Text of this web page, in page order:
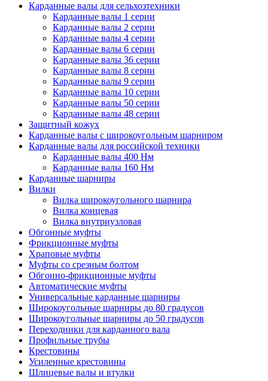
Карданные валы для сельхозтехники
Карданные валы 1 серии
Карданные валы 2 серии
Карданные валы 4 серии
Карданные валы 6 серии
Карданные валы 36 серии
Карданные валы 8 серии
Карданные валы 9 серии
Карданные валы 10 серии
Карданные валы 50 серии
Карданные валы 48 серии
Защитный кожух
Карданные валы с широкоугольным шарниром
Карданные валы для российской техники
Карданные валы 400 Нм
Карданные валы 160 Нм
Карданные шарниры
Вилки
Вилка широкоугольного шарнира
Вилка концевая
Вилка внутриузловая
Обгонные муфты
Фрикционные муфты
Храповые муфты
Муфты со срезным болтом
Обгонно-фрикционные муфты
Автоматические муфты
Универсальные карданные шарниры
Широкоугольные шарниры до 80 градусов
Широкоугольные шарниры до 50 градусов
Переходники для карданного вала
Профильные трубы
Крестовины
Усиленные крестовины
Шлицевые валы и втулки